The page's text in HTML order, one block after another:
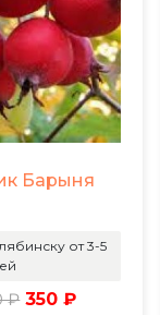
Барыня
от 3-5
₽ 350 ₽